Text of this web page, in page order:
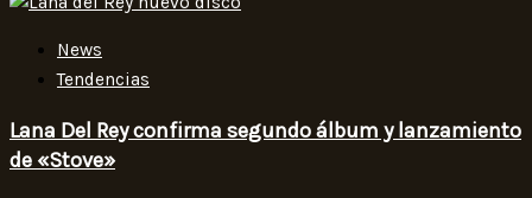
News
Tendencias
Lana Del Rey confirma segundo álbum y lanzamiento
de «Stove»